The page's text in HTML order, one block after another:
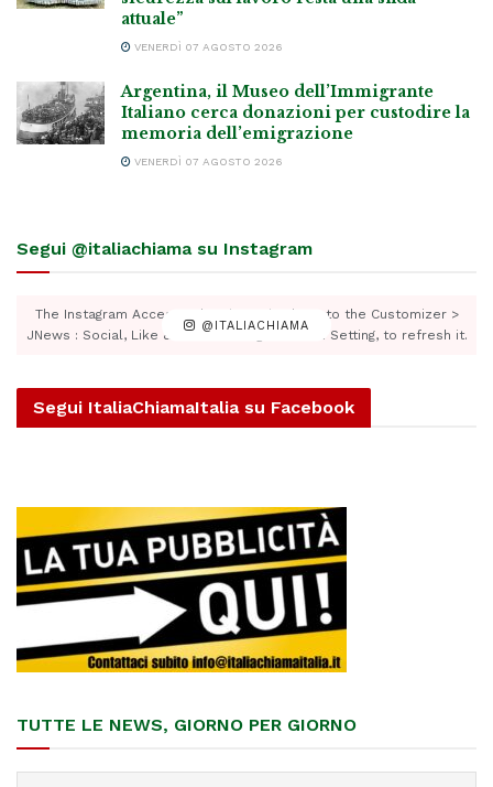
attuale”
VENERDÌ 07 AGOSTO 2026
Argentina, il Museo dell’Immigrante
Italiano cerca donazioni per custodire la
memoria dell’emigrazione
VENERDÌ 07 AGOSTO 2026
Segui @italiachiama su Instagram
@ITALIACHIAMA
The Instagram Access Token is expired, Go to the Customizer >
JNews : Social, Like & View > Instagram Feed Setting, to refresh it.
Segui ItaliaChiamaItalia su Facebook
TUTTE LE NEWS, GIORNO PER GIORNO